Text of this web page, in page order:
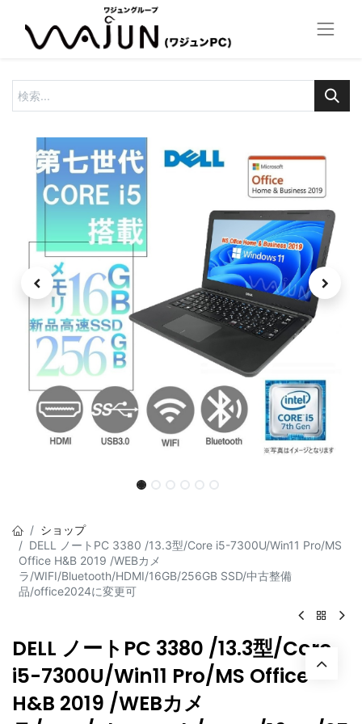
ショップ
DELL ノートPC 3380 /13.3型/Core i5-7300U/Win11 Pro/MS
Office H&B 2019 /WEBカメ
ラ/WIFI/Bluetooth/HDMI/16GB/256GB SSD/中古整備
品/office2024に変更可
DELL ノートPC 3380 /13.3型/Core
i5-7300U/Win11 Pro/MS Office
H&B 2019 /WEBカメ